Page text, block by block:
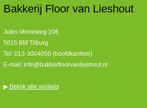
Bakkerij Floor van Lieshout
Jules Verneweg 106
5015 BM Tilburg
Tel: 013-3004050 (hoofdkantoor)
E-mail: info@bakkerfloorvanlieshout.nl
▶ Bekijk alle winkels